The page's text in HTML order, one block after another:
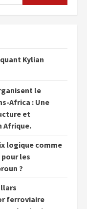
Kylian
le
Africa : Une
et
Afrique.
logique comme
les
?
ferroviaire